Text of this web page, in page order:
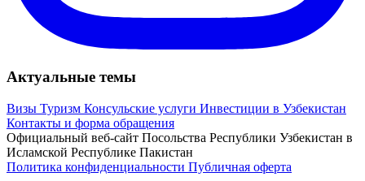
Актуальные темы
Визы Туризм Консульские услуги Инвестиции в Узбекистан
Контакты и форма обращения
Официальный веб-сайт Посольства Республики Узбекистан в
Исламской Республике Пакистан
Политика конфиденциальности Публичная оферта